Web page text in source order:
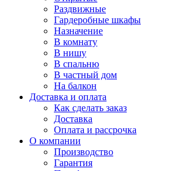
Раздвижные
Гардеробные шкафы
Назначение
В комнату
В нишу
В спальню
В частный дом
На балкон
Доставка и оплата
Как сделать заказ
Доставка
Оплата и рассрочка
О компании
Производство
Гарантия